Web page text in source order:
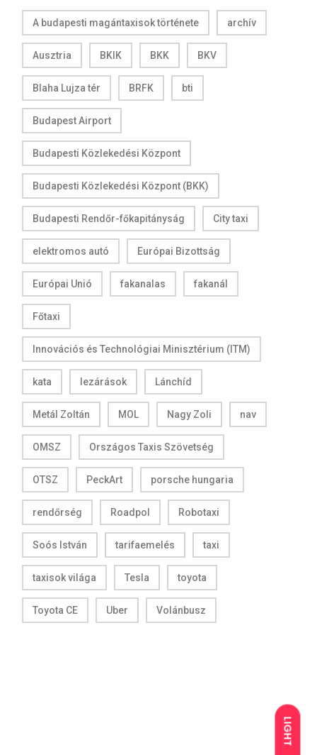
LIGHT
A budapesti magántaxisok története archív
Ausztria BKIK BKK BKV
Blaha Lujza tér BRFK bti
Budapest Airport
Budapesti Közlekedési Központ
Budapesti Közlekedési Központ (BKK)
Budapesti Rendőr-főkapitányság City taxi
elektromos autó Európai Bizottság
Európai Unió fakanalas fakanál
Főtaxi
Innovációs és Technológiai Minisztérium (ITM)
kata lezárások Lánchíd
Metál Zoltán MOL Nagy Zoli nav
OMSZ Országos Taxis Szövetség
OTSZ PeckArt porsche hungaria
rendőrség Roadpol Robotaxi
Soós István tarifaemelés taxi
taxisok világa Tesla toyota
Toyota CE Uber Volánbusz